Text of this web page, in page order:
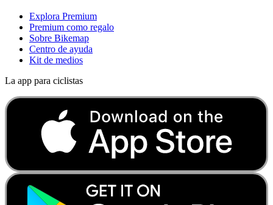
Explora Premium
Premium como regalo
Sobre Bikemap
Centro de ayuda
Kit de medios
La app para ciclistas